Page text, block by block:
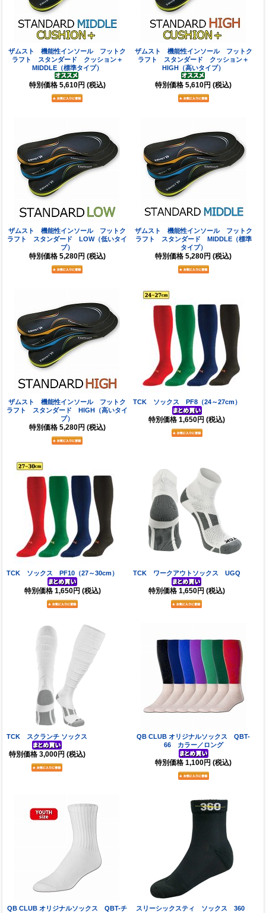
ザムスト 機能性インソール フットク
ラフト スタンダード クッション＋
MIDDLE（標準タイプ）
特別価格 5,610円 (税込)
ザムスト 機能性インソール フットク
ラフト スタンダード クッション＋
HIGH（高いタイプ）
特別価格 5,610円 (税込)
ザムスト 機能性インソール フットク
ラフト スタンダード LOW（低いタイ
プ）
特別価格 5,280円 (税込)
ザムスト 機能性インソール フットク
ラフト スタンダード MIDDLE（標準
タイプ）
特別価格 5,280円 (税込)
ザムスト 機能性インソール フットク
ラフト スタンダード HIGH（高いタイ
プ）
特別価格 5,280円 (税込)
TCK ソックス PF8（24～27cm）
特別価格 1,650円 (税込)
TCK ソックス PF10（27～30cm）
特別価格 1,650円 (税込)
TCK ワークアウトソックス UGQ
特別価格 1,650円 (税込)
TCK スクランチ ソックス
特別価格 3,000円 (税込)
QB CLUB オリジナルソックス QBT-
66 カラー／ロング
特別価格 1,100円 (税込)
QB CLUB オリジナルソックス QBT-チ
スリーシックスティ ソックス 360